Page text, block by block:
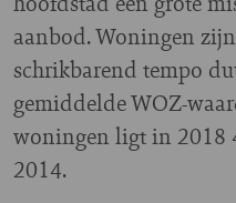
aanbod. Woningen
schrikbarend tempo
gemiddelde WOZ-
woningen ligt in 2018
2014.